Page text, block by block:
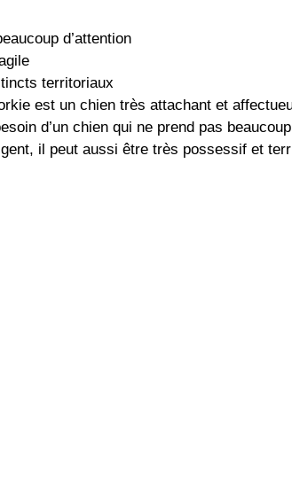
d’attention
territoriaux
est un chien très attachant et
d’un chien qui ne prend pas
il peut aussi être très possessif et